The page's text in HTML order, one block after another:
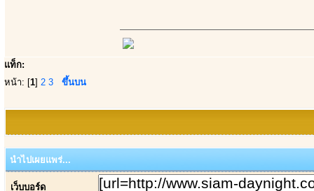
แท็ก:
หน้า: [1] 2 3 ขึ้นบน
นำไปเผยแพร่...
เว็บบอร์ด